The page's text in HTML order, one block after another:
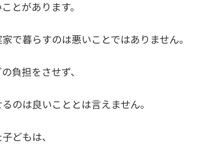
とがあります。
で暮らすのは悪いことではありません。
負担をさせず、
のは良いこととは言えません。
どもは、